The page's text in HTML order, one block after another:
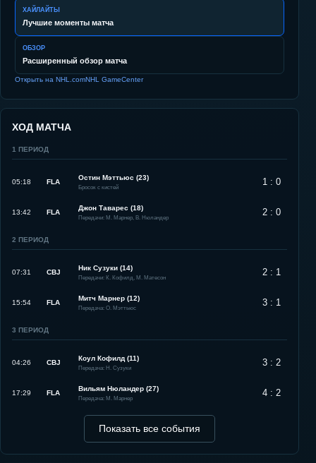
ХАЙЛАЙТЫ
Лучшие моменты матча
ОБЗОР
Расширенный обзор матча
Открыть на NHL.comNHL GameCenter
ХОД МАТЧА
1 ПЕРИОД
05:18 FLA
Остин Мэттьюс (23)
Бросок с кистей 1 : 0
13:42 FLA
Джон Таварес (18)
Передачи: М. Марнер, В. Нюландер 2 : 0
2 ПЕРИОД
07:31 CBJ
Ник Сузуки (14)
Передачи: К. Кофилд, М. Матесон 2 : 1
15:54 FLA
Митч Марнер (12)
Передача: О. Мэттьюс 3 : 1
3 ПЕРИОД
04:26 CBJ
Коул Кофилд (11)
Передача: Н. Сузуки 3 : 2
17:29 FLA
Вильям Нюландер (27)
Передача: М. Марнер 4 : 2
Показать все события